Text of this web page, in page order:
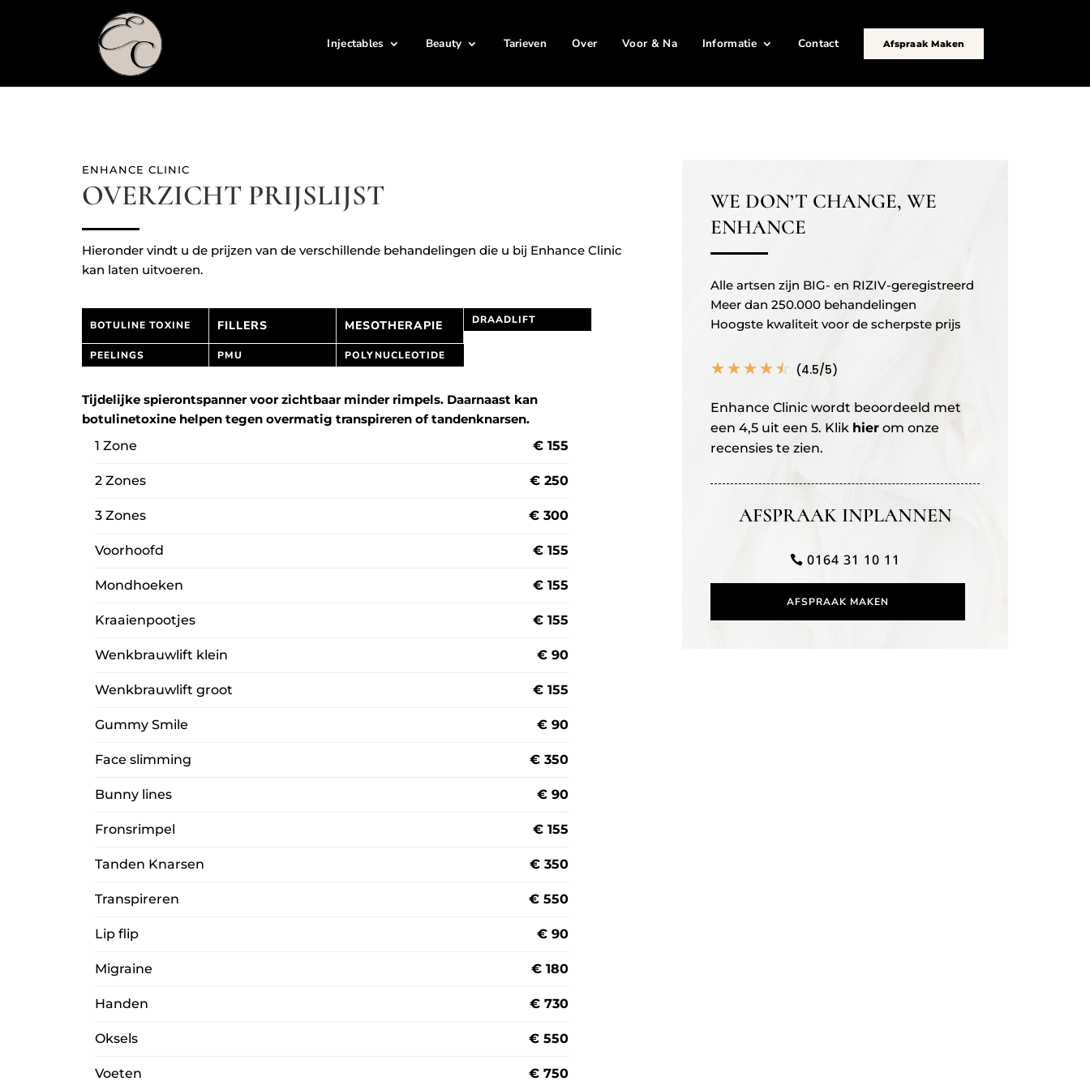
Injectables Beauty Tarieven Over Voor & Na Informatie Contact Afspraak Maken
ENHANCE CLINIC
OVERZICHT PRIJSLIJST
Hieronder vindt u de prijzen van de verschillende behandelingen die u bij Enhance Clinic
kan laten uitvoeren.
BOTULINE TOXINE FILLERS MESOTHERAPIE DRAADLIFT
PEELINGS PMU POLYNUCLEOTIDE
Tijdelijke spierontspanner voor zichtbaar minder rimpels. Daarnaast kan
botulinetoxine helpen tegen overmatig transpireren of tandenknarsen.
1 Zone
€ 155
2 Zones € 250
3 Zones € 300
Voorhoofd € 155
Mondhoeken € 155
Kraaienpootjes € 155
Wenkbrauwlift klein € 90
Wenkbrauwlift groot € 155
Gummy Smile € 90
Face slimming € 350
Bunny lines € 90
Fronsrimpel € 155
Tanden Knarsen € 350
Transpireren € 550
Lip flip € 90
Migraine € 180
Handen € 730
Oksels € 550
Voeten € 750
WE DON’T CHANGE, WE
ENHANCE
Alle artsen zijn BIG- en RIZIV-geregistreerd
Meer dan 250.000 behandelingen
Hoogste kwaliteit voor de scherpste prijs
☆☆☆☆☆ (4.5/5)
Enhance Clinic wordt beoordeeld met
een 4,5 uit een 5. Klik hier om onze
recensies te zien.
AFSPRAAK INPLANNEN
0164 31 10 11
AFSPRAAK MAKEN